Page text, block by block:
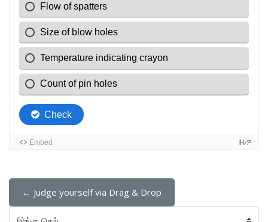
← Judge yourself via Drag & Drop